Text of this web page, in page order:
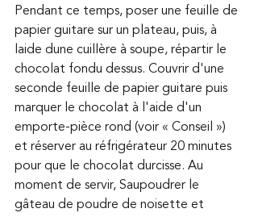
Pendant ce temps, poser une feuille de
papier guitare sur un plateau, puis, à
laide dune cuillère à soupe, répartir le
chocolat fondu dessus. Couvrir d'une
seconde feuille de papier guitare puis
marquer le chocolat à l'aide d'un
emporte-pièce rond (voir « Conseil »)
et réserver au réfrigérateur 20 minutes
pour que le chocolat durcisse. Au
moment de servir, Saupoudrer le
gâteau de poudre de noisette et